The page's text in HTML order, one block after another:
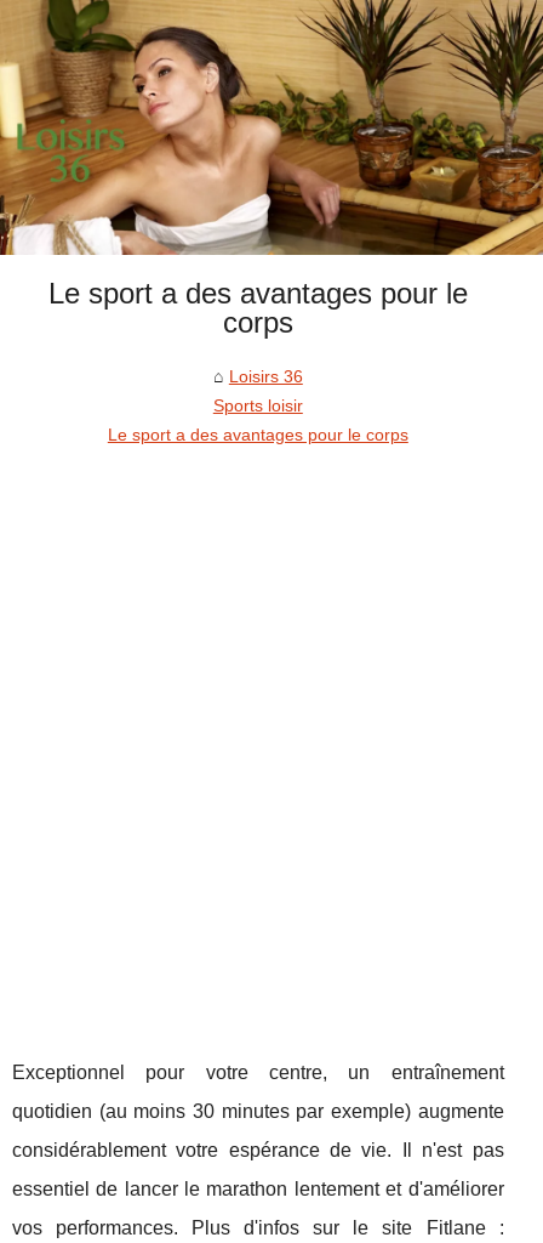
Le sport a des avantages pour le
corps
Loisirs 36
Sports loisir
Le sport a des avantages pour le corps
Exceptionnel pour votre centre, un entraînement
quotidien (au moins 30 minutes par exemple) augmente
considérablement votre espérance de vie. Il n'est pas
essentiel de lancer le marathon lentement et d'améliorer
vos performances. Plus d'infos sur le site Fitlane :